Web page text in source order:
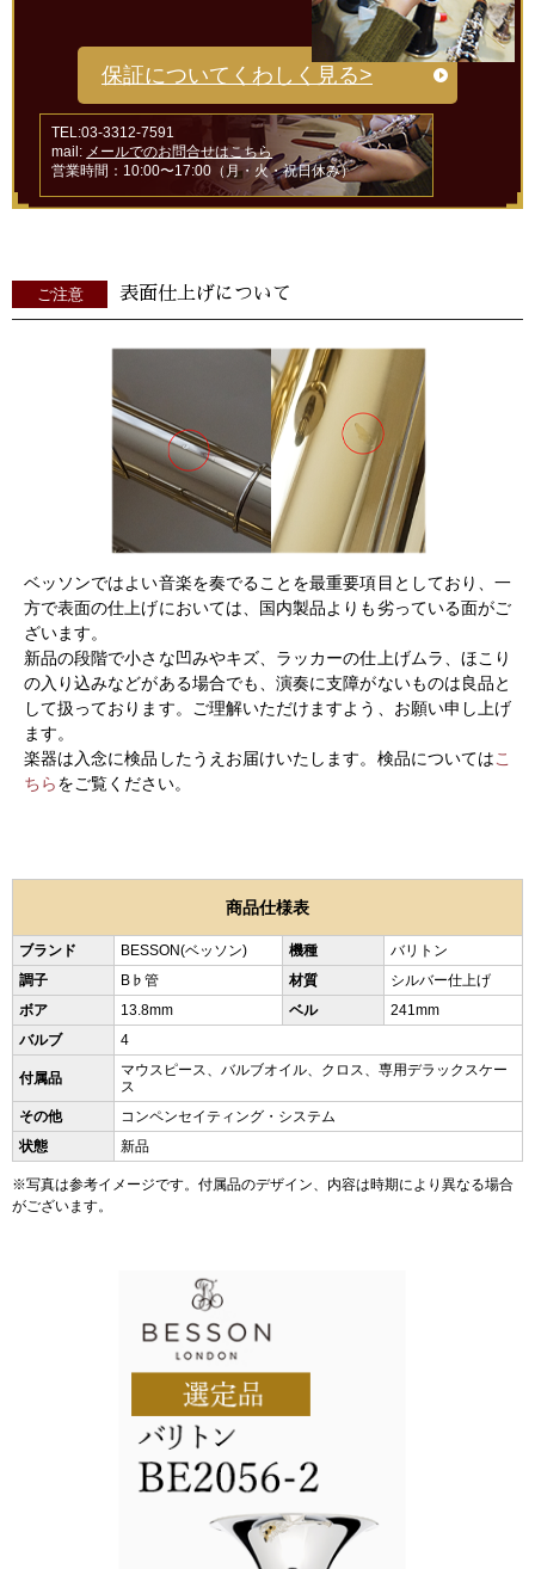
保証についてくわしく見る>
TEL:03-3312-7591
mail: メールでのお問合せはこちら
営業時間：10:00〜17:00（月・火・祝日休み）
ご注意 表面仕上げについて
ベッソンではよい音楽を奏でることを最重要項目としており、一
方で表面の仕上げにおいては、国内製品よりも劣っている面がご
ざいます。
新品の段階で小さな凹みやキズ、ラッカーの仕上げムラ、ほこり
の入り込みなどがある場合でも、演奏に支障がないものは良品と
して扱っております。ご理解いただけますよう、お願い申し上げ
ます。
楽器は入念に検品したうえお届けいたします。検品についてはこ
ちらをご覧ください。
商品仕様表
ブランド BESSON(ベッソン) 機種
バリトン
調子
B♭管 材質
シルバー仕上げ
ボア
13.8mm ベル
241mm
バルブ
4
付属品
マウスピース、バルブオイル、クロス、専用デラックスケー
ス
その他
コンペンセイティング・システム
状態
新品
※写真は参考イメージです。付属品のデザイン、内容は時期により異なる場合
がございます。